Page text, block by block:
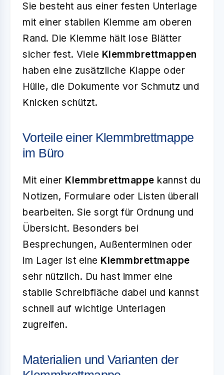
Sie besteht aus einer festen Unterlage
mit einer stabilen Klemme am oberen
Rand. Die Klemme hält lose Blätter
sicher fest. Viele Klemmbrettmappen
haben eine zusätzliche Klappe oder
Hülle, die Dokumente vor Schmutz und
Knicken schützt.
Vorteile einer Klemmbrettmappe
im Büro
Mit einer Klemmbrettmappe kannst du
Notizen, Formulare oder Listen überall
bearbeiten. Sie sorgt für Ordnung und
Übersicht. Besonders bei
Besprechungen, Außenterminen oder
im Lager ist eine Klemmbrettmappe
sehr nützlich. Du hast immer eine
stabile Schreibfläche dabei und kannst
schnell auf wichtige Unterlagen
zugreifen.
Materialien und Varianten der